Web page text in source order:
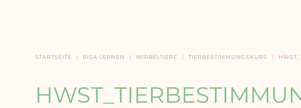
STARTSEITE BISA LERNEN WIRBELTIERE TIERBESTIMMUNGSKURS